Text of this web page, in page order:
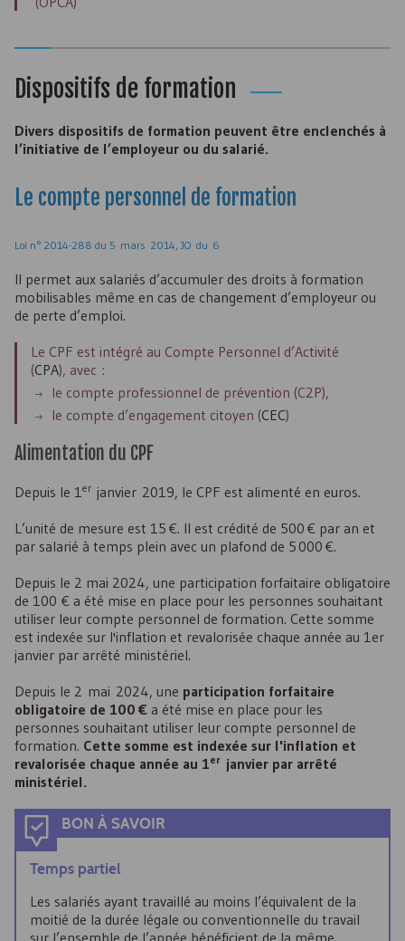
Dispositifs de formation
Divers dispositifs de formation peuvent être enclenchés à
l’initiative de l’employeur ou du salarié.
Le compte personnel de formation
Loi n° 2014-288 du 5 mars 2014, JO du 6
Il permet aux salariés d’accumuler des droits à formation
mobilisables même en cas de changement d’employeur ou
de perte d’emploi.
Le CPF est intégré au Compte Personnel d’Activité
(CPA), avec :
le compte professionnel de prévention (C2P),
le compte d’engagement citoyen (CEC)
Alimentation du CPF
Depuis le 1er janvier 2019, le CPF est alimenté en euros.
L’unité de mesure est 15 €. Il est crédité de 500 € par an et
par salarié à temps plein avec un plafond de 5 000 €.
Depuis le 2 mai 2024, une participation forfaitaire obligatoire
de 100 € a été mise en place pour les personnes souhaitant
utiliser leur compte personnel de formation. Cette somme
est indexée sur l'inflation et revalorisée chaque année au 1er
janvier par arrêté ministériel.
Depuis le 2 mai 2024, une participation forfaitaire
obligatoire de 100 € a été mise en place pour les
personnes souhaitant utiliser leur compte personnel de
formation. Cette somme est indexée sur l'inflation et
revalorisée chaque année au 1er janvier par arrêté
ministériel.
BON À SAVOIR
Temps partiel
Les salariés ayant travaillé au moins l’équivalent de la
moitié de la durée légale ou conventionnelle du travail
sur l’ensemble de l’année bénéficient de la même